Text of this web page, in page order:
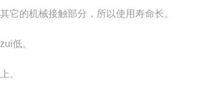
它的机械接触部分，所以使用寿命长。
低。
。